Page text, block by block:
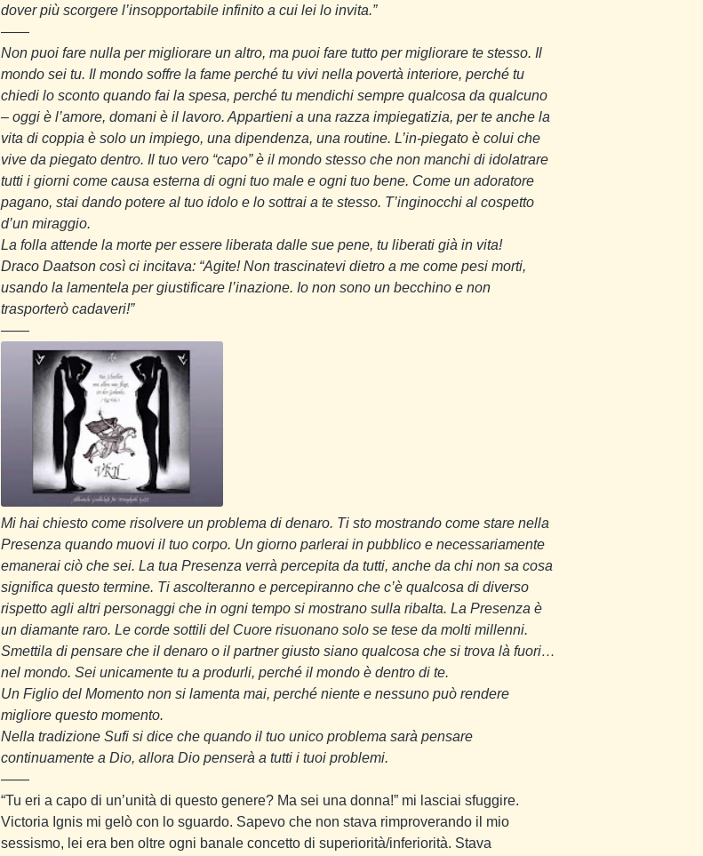
dover più scorgere l’insopportabile infinito a cui lei lo invita.”
——
Non puoi fare nulla per migliorare un altro, ma puoi fare tutto per migliorare te stesso. Il
mondo sei tu. Il mondo soffre la fame perché tu vivi nella povertà interiore, perché tu
chiedi lo sconto quando fai la spesa, perché tu mendichi sempre qualcosa da qualcuno
– oggi è l’amore, domani è il lavoro. Appartieni a una razza impiegatizia, per te anche la
vita di coppia è solo un impiego, una dipendenza, una routine. L’in-piegato è colui che
vive da piegato dentro. Il tuo vero “capo” è il mondo stesso che non manchi di idolatrare
tutti i giorni come causa esterna di ogni tuo male e ogni tuo bene. Come un adoratore
pagano, stai dando potere al tuo idolo e lo sottrai a te stesso. T’inginocchi al cospetto
d’un miraggio.
La folla attende la morte per essere liberata dalle sue pene, tu liberati già in vita!
Draco Daatson così ci incitava: “Agite! Non trascinatevi dietro a me come pesi morti,
usando la lamentela per giustificare l’inazione. Io non sono un becchino e non
trasporterò cadaveri!”
——
Mi hai chiesto come risolvere un problema di denaro. Ti sto mostrando come stare nella
Presenza quando muovi il tuo corpo. Un giorno parlerai in pubblico e necessariamente
emanerai ciò che sei. La tua Presenza verrà percepita da tutti, anche da chi non sa cosa
significa questo termine. Ti ascolteranno e percepiranno che c’è qualcosa di diverso
rispetto agli altri personaggi che in ogni tempo si mostrano sulla ribalta. La Presenza è
un diamante raro. Le corde sottili del Cuore risuonano solo se tese da molti millenni.
Smettila di pensare che il denaro o il partner giusto siano qualcosa che si trova là fuori…
nel mondo. Sei unicamente tu a produrli, perché il mondo è dentro di te.
Un Figlio del Momento non si lamenta mai, perché niente e nessuno può rendere
migliore questo momento.
Nella tradizione Sufi si dice che quando il tuo unico problema sarà pensare
continuamente a Dio, allora Dio penserà a tutti i tuoi problemi.
——
“Tu eri a capo di un’unità di questo genere? Ma sei una donna!” mi lasciai sfuggire.
Victoria Ignis mi gelò con lo sguardo. Sapevo che non stava rimproverando il mio
sessismo, lei era ben oltre ogni banale concetto di superiorità/inferiorità. Stava